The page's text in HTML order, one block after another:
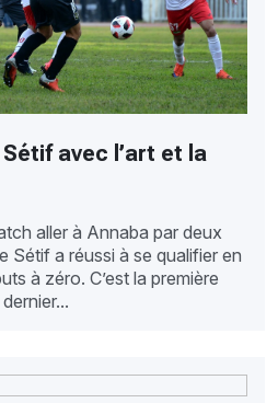
Sétif avec l’art et la
aller à Annaba par deux
Sétif a réussi à se qualifier en
à zéro. C’est la première